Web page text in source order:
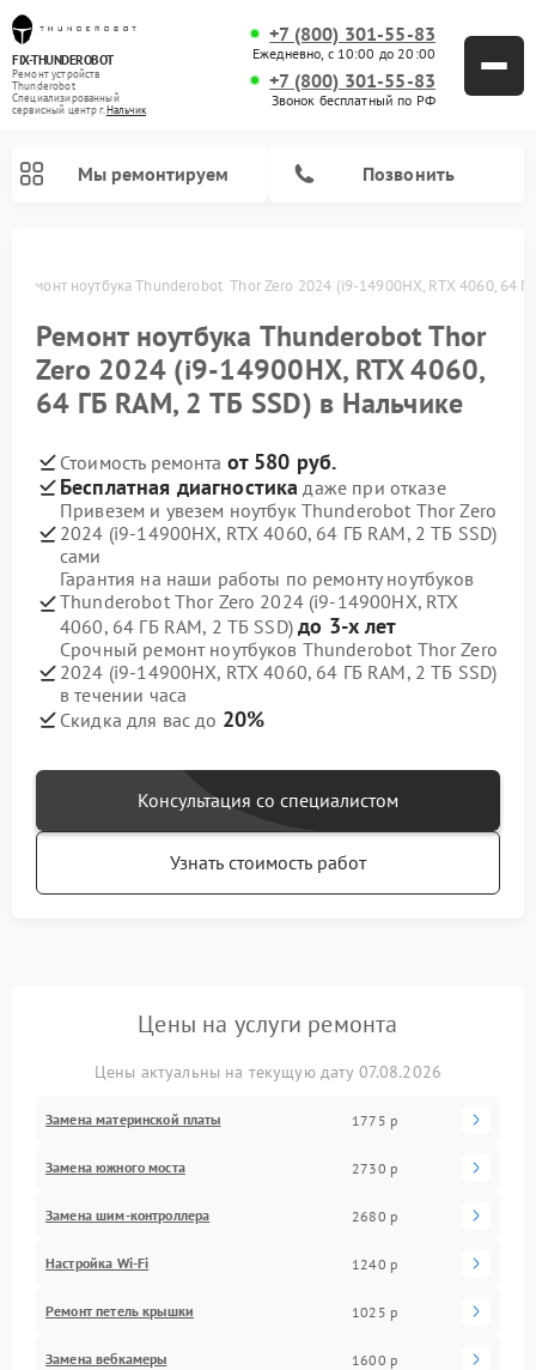
FIX-THUNDEROBOT
Ремонт устройств
Thunderobot
Специализированный
cервисный центр г.Нальчик
+7 (800) 301-55-83
Ежедневно, с 10:00 до 20:00
+7 (800) 301-55-83
Звонок бесплатный по РФ
Мы ремонтируем Позвонить
Ремонт ноутбука Thunderobot  Thor Zero 2024 (i9-14900HX, RTX 4060, 64
Ремонт ноутбука Thunderobot Thor
Zero 2024 (i9-14900HX, RTX 4060,
64 ГБ RAM, 2 ТБ SSD) в Нальчике
Стоимость ремонта от 580 руб.
Бесплатная диагностика даже при отказе
Привезем и увезем ноутбук Thunderobot Thor Zero
2024 (i9-14900HX, RTX 4060, 64 ГБ RAM, 2 ТБ SSD)
сами
Гарантия на наши работы по ремонту ноутбуков
Thunderobot Thor Zero 2024 (i9-14900HX, RTX
4060, 64 ГБ RAM, 2 ТБ SSD)до 3-х лет
Срочный ремонт ноутбуков Thunderobot Thor Zero
2024 (i9-14900HX, RTX 4060, 64 ГБ RAM, 2 ТБ SSD)
в течении часа
Скидка для вас до 20%
Консультация со специалистом
Узнать стоимость работ
Цены на услуги ремонта
Цены актуальны на текущую дату 07.08.2026
Замена материнской платы 1775 р
Замена южного моста 2730 р
Замена шим-контроллера 2680 р
Настройка Wi-Fi 1240 р
Ремонт петель крышки 1025 р
Замена вебкамеры 1600 р